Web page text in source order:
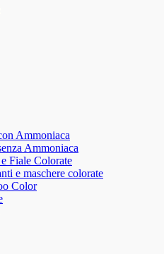
Ammoniaca
Ammoniaca
Fiale Colorate
e maschere colorate
Color